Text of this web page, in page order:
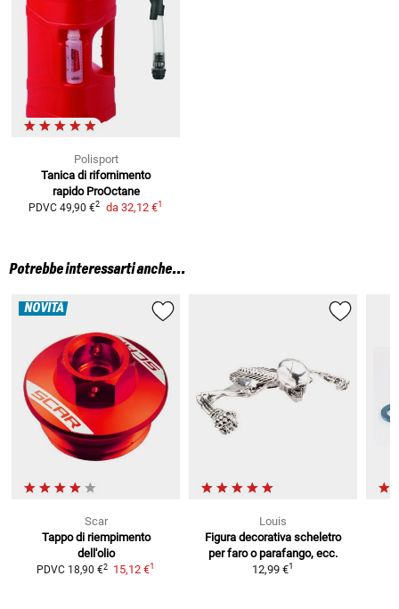
Polisport
Tanica di rifornimento
rapido ProOctane
PDVC 49,90 €2 da 32,12 €1
Potrebbe interessarti anche...
NOVITÀ
Scar
Tappo di riempimento
dell'olio
PDVC 18,90 €2 15,12 €1
Louis
Figura decorativa scheletro
per faro o parafango, ecc.
12,99 €1